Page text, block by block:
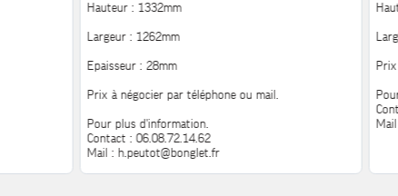
Hauteur : 1332mm
Largeur : 1262mm
Epaisseur : 28mm
Prix à négocier par téléphone ou mail.
Pour plus d'information.
Contact : 06.08.72.14.62
Mail : h.peutot@bonglet.fr